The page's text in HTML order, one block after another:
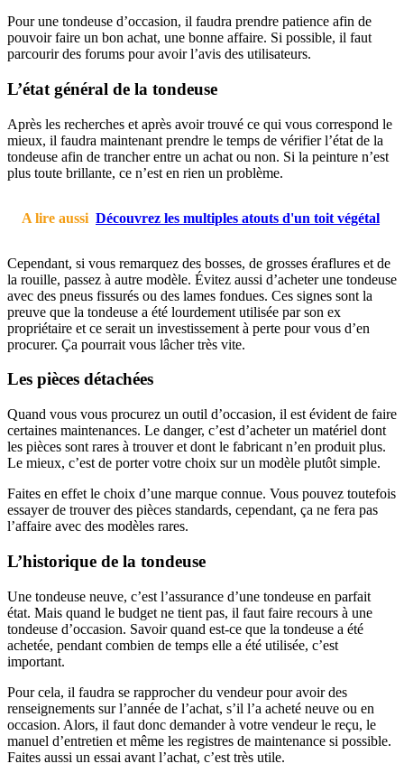
Pour une tondeuse d’occasion, il faudra prendre patience afin de
pouvoir faire un bon achat, une bonne affaire. Si possible, il faut
parcourir des forums pour avoir l’avis des utilisateurs.
L’état général de la tondeuse
Après les recherches et après avoir trouvé ce qui vous correspond le
mieux, il faudra maintenant prendre le temps de vérifier l’état de la
tondeuse afin de trancher entre un achat ou non. Si la peinture n’est
plus toute brillante, ce n’est en rien un problème.
A lire aussi Découvrez les multiples atouts d'un toit végétal
Cependant, si vous remarquez des bosses, de grosses éraflures et de
la rouille, passez à autre modèle. Évitez aussi d’acheter une tondeuse
avec des pneus fissurés ou des lames fondues. Ces signes sont la
preuve que la tondeuse a été lourdement utilisée par son ex
propriétaire et ce serait un investissement à perte pour vous d’en
procurer. Ça pourrait vous lâcher très vite.
Les pièces détachées
Quand vous vous procurez un outil d’occasion, il est évident de faire
certaines maintenances. Le danger, c’est d’acheter un matériel dont
les pièces sont rares à trouver et dont le fabricant n’en produit plus.
Le mieux, c’est de porter votre choix sur un modèle plutôt simple.
Faites en effet le choix d’une marque connue. Vous pouvez toutefois
essayer de trouver des pièces standards, cependant, ça ne fera pas
l’affaire avec des modèles rares.
L’historique de la tondeuse
Une tondeuse neuve, c’est l’assurance d’une tondeuse en parfait
état. Mais quand le budget ne tient pas, il faut faire recours à une
tondeuse d’occasion. Savoir quand est-ce que la tondeuse a été
achetée, pendant combien de temps elle a été utilisée, c’est
important.
Pour cela, il faudra se rapprocher du vendeur pour avoir des
renseignements sur l’année de l’achat, s’il l’a acheté neuve ou en
occasion. Alors, il faut donc demander à votre vendeur le reçu, le
manuel d’entretien et même les registres de maintenance si possible.
Faites aussi un essai avant l’achat, c’est très utile.